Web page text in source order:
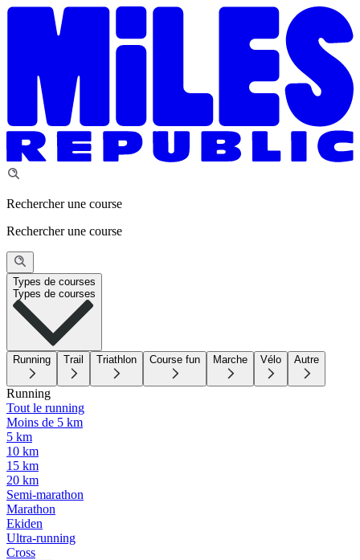
Rechercher une course
Rechercher une course
Types de courses
Types de courses
Running Trail Triathlon Course fun Marche Vélo Autre
Running
Tout le running
Moins de 5 km
5 km
10 km
15 km
20 km
Semi-marathon
Marathon
Ekiden
Ultra-running
Cross